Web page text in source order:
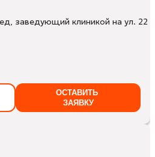
заведующий клиникой на ул. 22
ОСТАВИТЬ
ЗАЯВКУ